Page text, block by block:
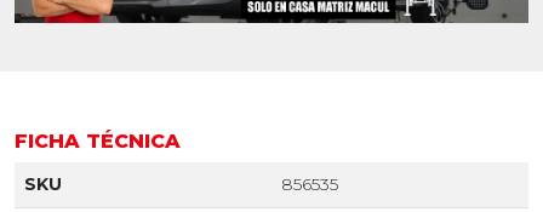
FICHA TÉCNICA
SKU 856535